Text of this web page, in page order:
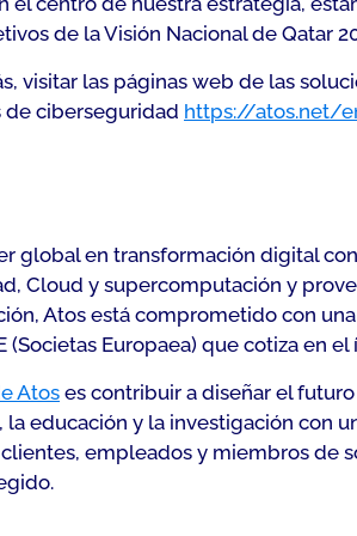
de la Visión Nacional de Qatar
visitar las páginas web de las
de ciberseguridad https://atos.net/
global en transformación digital
Cloud y supercomputación y
Atos está comprometido con
(Societas Europaea) que cotiza en
Atos es contribuir a diseñar el
la educación y la investigación con
empleados y miembros de